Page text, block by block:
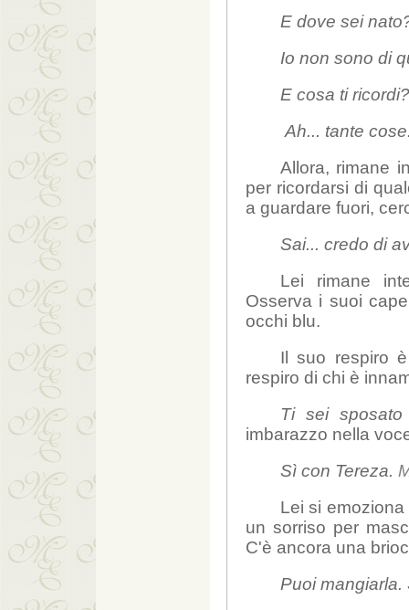
E dove sei
Io non sono di
E cosa ti ricordi?
Ah... tante
Allora, rimane
per ricordarsi di
a guardare fuori,
Sai... credo di
Lei rimane
Osserva i suoi
occhi blu.
Il suo respiro
respiro di chi è
Ti sei
imbarazzo nella
Sì con Tereza.
Lei si
un sorriso per
C'è ancora una
Puoi mangiarla.